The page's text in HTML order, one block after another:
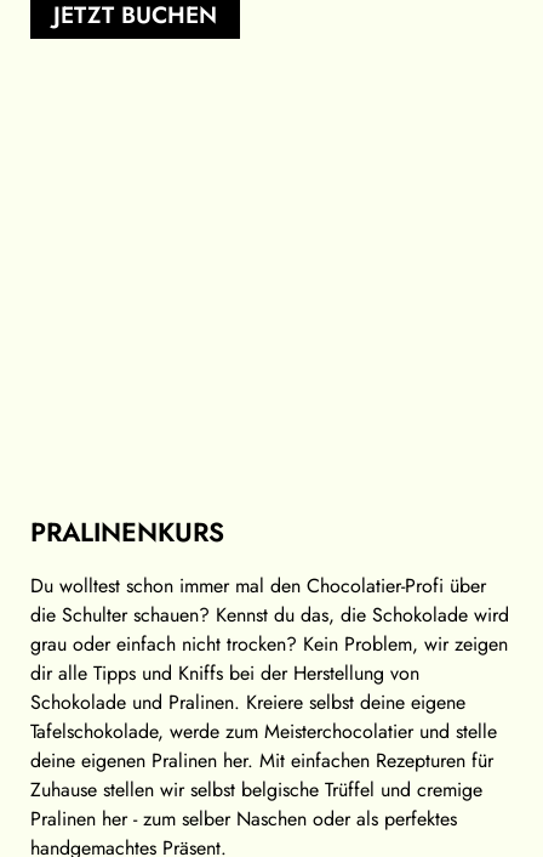
JETZT BUCHEN
PRALINENKURS
Du wolltest schon immer mal den Chocolatier-Profi über
die Schulter schauen? Kennst du das, die Schokolade wird
grau oder einfach nicht trocken? Kein Problem, wir zeigen
dir alle Tipps und Kniffs bei der Herstellung von
Schokolade und Pralinen. Kreiere selbst deine eigene
Tafelschokolade, werde zum Meisterchocolatier und stelle
deine eigenen Pralinen her. Mit einfachen Rezepturen für
Zuhause stellen wir selbst belgische Trüffel und cremige
Pralinen her - zum selber Naschen oder als perfektes
handgemachtes Präsent.